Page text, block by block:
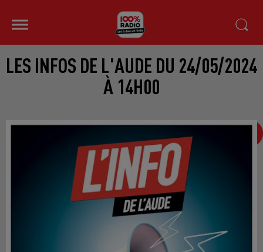
LES INFOS DE L'AUDE DU 24/05/2024
À 14H00